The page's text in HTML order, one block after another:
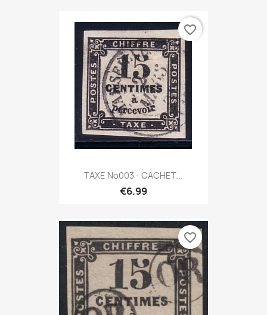
TAXE No003 - CACHET...
€6.99
favorite_border
favorite_border